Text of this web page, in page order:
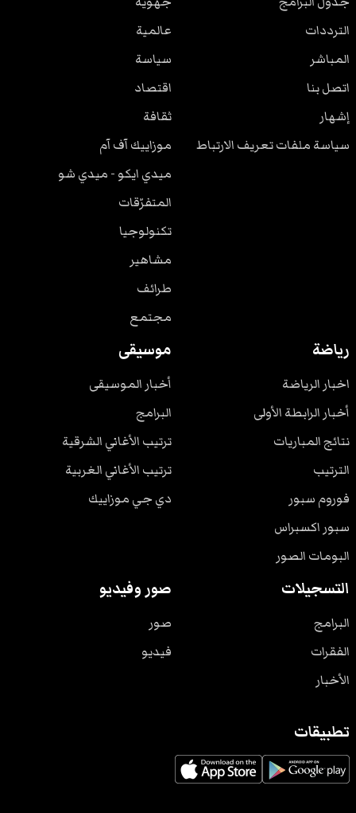
الترددات
المباشر
اتصل بنا
إشهار
سياسة ملفات تعريف الارتباط
عالمية
سياسة
اقتصاد
ثقافة
موزاييك آف آم
ميدي ايكو - ميدي شو
المتفرّقات
تكنولوجيا
مشاهير
طرائف
مجتمع
رياضة
اخبار الرياضة
أخبار الرابطة الأولى
نتائج المباريات
الترتيب
فوروم سبور
سبور اكسبراس
البومات الصور
موسيقى
أخبار الموسيقى
البرامج
ترتيب الأغاني الشرقية
ترتيب الأغاني الغربية
دي جي موزاييك
التسجيلات
البرامج
الفقرات
الأخبار
صور وفيديو
صور
فيديو
تطبيقات